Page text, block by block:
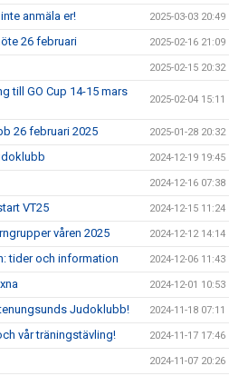
anmäla er! 2025-03-03 20:49
26 februari 2025-02-16 21:09
2025-02-15 20:32
till GO Cup 14-15 mars
2025-02-04 15:11
26 februari 2025 2025-01-28 20:32
2024-12-19 19:45
2024-12-16 07:38
VT25 2024-12-15 11:24
våren 2025 2024-12-12 14:14
tider och information 2024-12-06 11:43
2024-12-01 10:53
Judoklubb! 2024-11-18 07:11
vår träningstävling! 2024-11-17 17:46
2024-11-07 20:26